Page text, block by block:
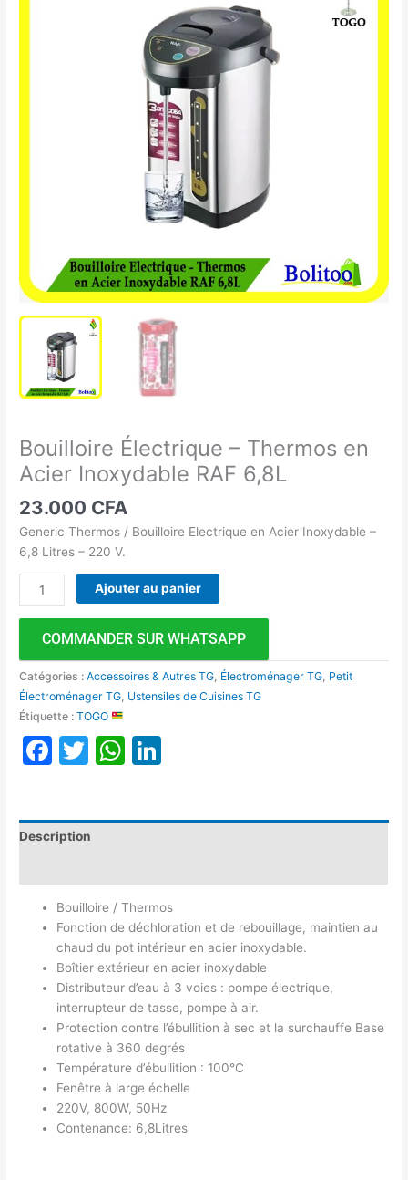
Bouilloire Électrique – Thermos en
Acier Inoxydable RAF 6,8L
23.000 CFA
Generic Thermos / Bouilloire Electrique en Acier Inoxydable –
6,8 Litres – 220 V.
Ajouter au panier
COMMANDER SUR WHATSAPP
Catégories :Accessoires & Autres TG, Électroménager TG, Petit
Électroménager TG, Ustensiles de Cuisines TG
Étiquette :TOGO
Facebook
TwitterWhatsApp
Description
Bouilloire / Thermos
Fonction de déchloration et de rebouillage, maintien au
chaud du pot intérieur en acier inoxydable.
Boîtier extérieur en acier inoxydable
Distributeur d’eau à 3 voies : pompe électrique,
interrupteur de tasse, pompe à air.
Protection contre l’ébullition à sec et la surchauffe Base
rotative à 360 degrés
Température d’ébullition : 100°C
Fenêtre à large échelle
220V, 800W, 50Hz
Contenance: 6,8Litres